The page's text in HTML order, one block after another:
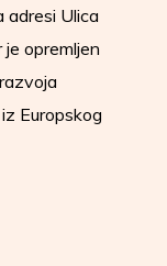
adresi Ulica
opremljen
Europskog